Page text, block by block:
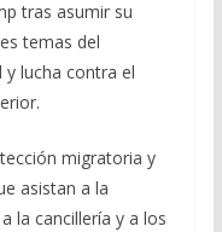
tras asumir su
temas del
lucha contra el
migratoria y
asistan a la
la cancillería y a los